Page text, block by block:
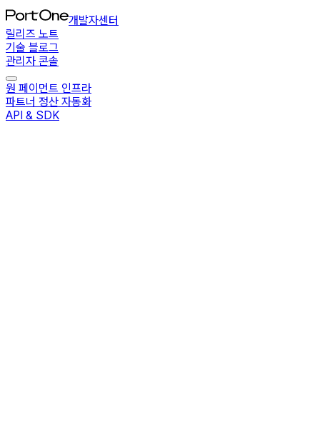
개발자센터
릴리즈 노트
기술 블로그
관리자 콘솔
원 페이먼트 인프라
파트너 정산 자동화
API & SDK